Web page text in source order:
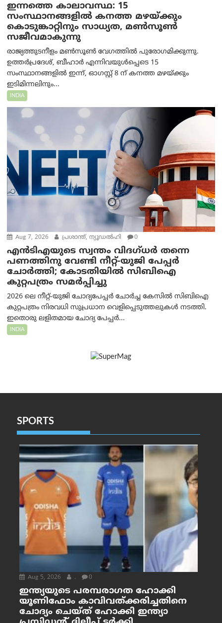
ഇന്നത്തെ കാലാവസ്ഥ: 15
സംസ്ഥാനങ്ങളിൽ കനത്ത മഴയ്ക്കും
കൊടുങ്കാറ്റിനും സാധ്യത, മൺസൂൺ
സജീവമാകുന്നു
രാജ്യത്തുടനീളം മൺസൂൺ വേഗത്തിൽ പുരോഗമിക്കുന്നു.
ഉത്തർപ്രദേശ്, ബീഹാർ എന്നിവയുൾപ്പെടെ 15
സംസ്ഥാനങ്ങളിൽ ഇന്ന്, ഓഗസ്റ്റ് 8 ന് കനത്ത മഴയ്ക്കും
ഇടിമിന്നലിനും...
INDIA
Aug 7, 2026 പ്രശാന്ത്, ന്യൂഡല്‍ഹി 0
എൻ‌ടി‌എയുടെ സ്വന്തം വിദഗ്ധർ തന്നെ
പണത്തിനു വേണ്ടി നീറ്റ്-യു‌ജി പേപ്പർ
ചോർത്തി; കോടതിയില്‍ സിബിഐ
കുറ്റപത്രം സമര്‍പ്പിച്ചു
2026 ലെ നീറ്റ്-യുജി ചോദ്യപേപ്പർ ചോർച്ച കേസിൽ സിബിഐ
കുറ്റപത്രം നിരവധി സുപ്രധാന വെളിപ്പെടുത്തലുകൾ നടത്തി.
ഇതൊരു ലളിതമായ ചോദ്യ പേപ്പർ...
INDIA
SPORTS
Aug 5, 2026 . 0
ഇന്ത്യയുടെ പരമ്പരാഗത ഹോക്കി
യൂണിഫോം കാവിവത്ക്കരിച്ചതിനെ
ചോദ്യം ചെയ്ത് ഹോക്കി ഇന്ത്യാ